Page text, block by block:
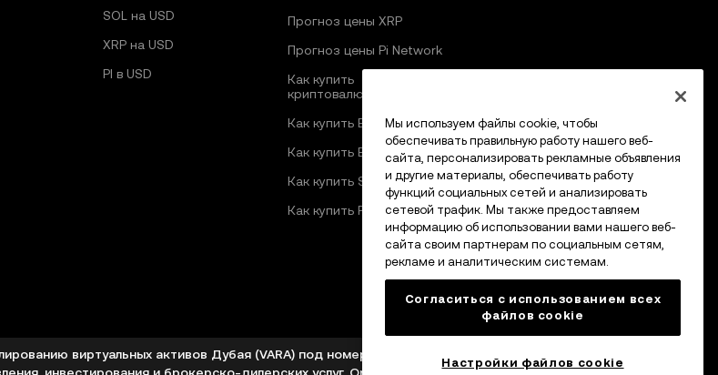
SOL на USD
XRP на USD
PI в USD
Прогноз цены XRP
Прогноз цены Pi Network
Как купить
криптовалюту
Как купить Bitcoin
Как купить Ethereum
Как купить Solana
Как купить Pi Network
виртуальных активов Дубая (VARA) под номером VASP VL/23/12/003 на предоставление
Мы используем файлы cookie, чтобы
обеспечивать правильную работу нашего веб-
сайта, персонализировать рекламные объявления
и другие материалы, обеспечивать работу
функций социальных сетей и анализировать
сетевой трафик. Мы также предоставляем
информацию об использовании вами нашего веб-
сайта своим партнерам по социальным сетям,
рекламе и аналитическим системам.
Согласиться с использованием всех
файлов cookie
Настройки файлов cookie